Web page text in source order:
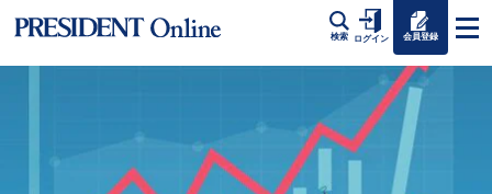
検索 ログイン 会員登録